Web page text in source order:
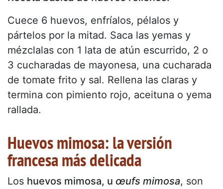
Cuece 6 huevos, enfríalos, pélalos y
pártelos por la mitad. Saca las yemas y
mézclalas con 1 lata de atún escurrido, 2 o
3 cucharadas de mayonesa, una cucharada
de tomate frito y sal. Rellena las claras y
termina con pimiento rojo, aceituna o yema
rallada.
Huevos mimosa: la versión
francesa más delicada
Los huevos mimosa, u œufs mimosa, son